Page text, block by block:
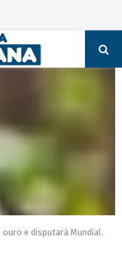
e disputará Mundial.